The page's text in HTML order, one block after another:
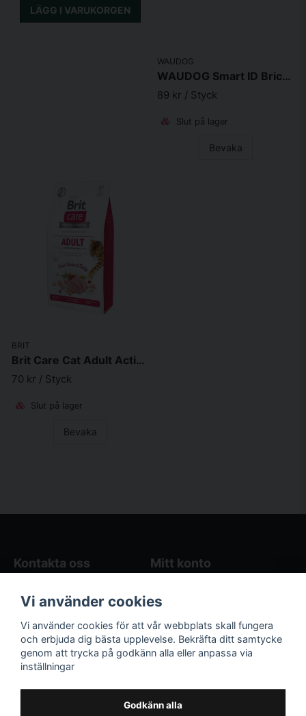
LÄGG I VARUKORGEN
WAUDOG
WAUDOG Smart ID Bricka för Hund & Katt Blue Smileys Rund 30mm
89 kr / Styck
Slut på lager
Bevaka
BRIT
Brit Care Cat Adult Activity Support
70 kr / Styck
Slut på lager
Bevaka
Kontakta oss
Butikens öppettider
Kontakta oss
Mitt konto
Registrera dig
Följ oss på sociala
medier!
Våra räkneverktyg
Hönsgårdsräknare
Vi använder cookies
Vi använder cookies för att vår webbplats skall fungera
och erbjuda dig bästa upplevelse. Bekräfta ditt samtycke
genom att trycka på godkänn alla eller anpassa via
inställningar
Godkänn alla